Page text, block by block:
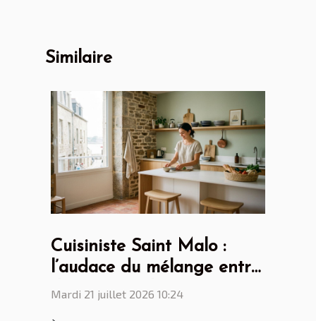
Similaire
Cuisiniste Saint Malo :
l’audace du mélange entre
design scandinave et
Mardi 21 juillet 2026 10:24